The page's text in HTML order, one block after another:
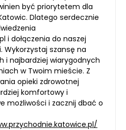
być priorytetem dla
Dlatego serdecznie
i dołączenia do naszej
Wykorzystaj szansę na
i najbardziej wiarygodnych
w Twoim mieście. Z
opieki zdrowotnej
komfortowy i
możliwości i zacznij dbać o